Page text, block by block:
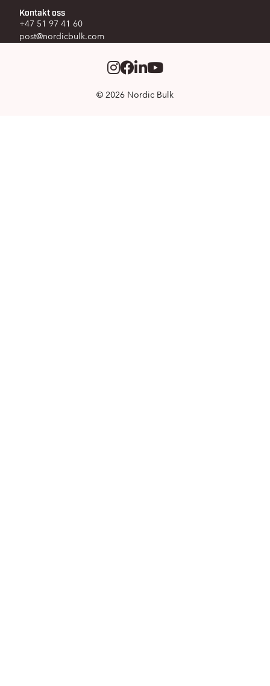
Kontakt oss
+47 51 97 41 60
post@nordicbulk.com
Instagram
Facebook
LinkedIm
Youtube
© 2026 Nordic Bulk